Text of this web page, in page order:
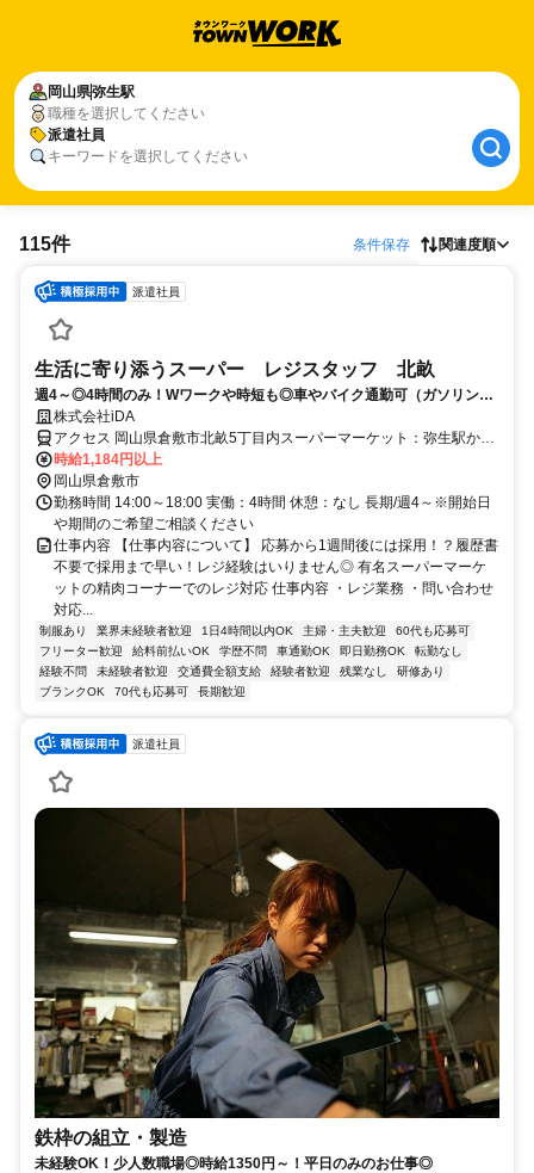
岡山県弥生駅
職種を選択してください
派遣社員
キーワードを選択してください
115件 条件保存 関連度順
派遣社員
生活に寄り添うスーパー レジスタッフ 北畝
週4～◎4時間のみ！Wワークや時短も◎車やバイク通勤可（ガソリン
代・駐車場有）
株式会社iDA
アクセス 岡山県倉敷市北畝5丁目内スーパーマーケット：弥生駅から
車で約6分 車通勤可
時給1,184円以上
岡山県倉敷市
勤務時間 14:00～18:00 実働：4時間 休憩：なし 長期/週4～※開始日
や期間のご希望ご相談ください
仕事内容 【仕事内容について】 応募から1週間後には採用！？履歴書
不要で採用まで早い！レジ経験はいりません◎ 有名スーパーマーケ
ットの精肉コーナーでのレジ対応 仕事内容 ・レジ業務 ・問い合わせ
対応...
制服あり 業界未経験者歓迎 1日4時間以内OK 主婦・主夫歓迎
60代も応募可
フリーター歓迎
給料前払いOK 学歴不問 車通勤OK 即日勤務OK
転勤なし
経験不問
未経験者歓迎 交通費全額支給 経験者歓迎 残業なし
研修あり
ブランクOK
70代も応募可 長期歓迎
派遣社員
鉄枠の組立・製造
未経験OK！少人数職場◎時給1350円～！平日のみのお仕事◎